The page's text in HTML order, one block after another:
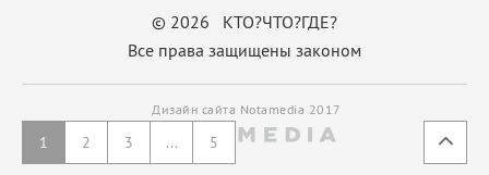
1 2 3 ... 5
© 2026 КТО?ЧТО?ГДЕ?
Все права защищены законом
Дизайн сайта Notamedia 2017